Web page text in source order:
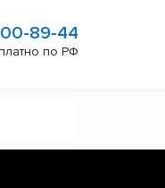
89-44
по РФ